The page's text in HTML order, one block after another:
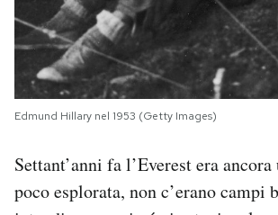
Edmund Hillary nel 1953 (Getty Images)
Settant’anni fa l’Everest era
poco esplorata, non c’erano campi